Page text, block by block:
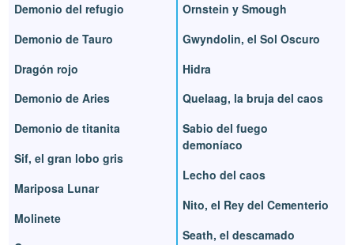
Demonio del refugio
Demonio de Tauro
Dragón rojo
Demonio de Aries
Demonio de titanita
Sif, el gran lobo gris
Mariposa Lunar
Molinete
Ornstein y Smough
Gwyndolin, el Sol Oscuro
Hidra
Quelaag, la bruja del caos
Sabio del fuego
demoníaco
Lecho del caos
Nito, el Rey del Cementerio
Seath, el descamado